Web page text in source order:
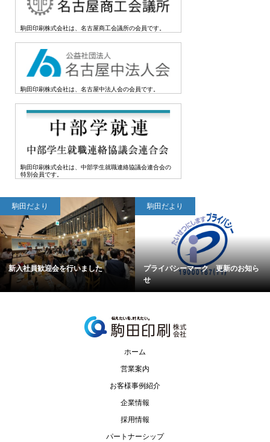
駒田印刷株式会社は、名古屋商工会議所の会員です。
駒田印刷株式会社は、名古屋中法人会の会員です。
駒田印刷株式会社は、中部学生就職連絡協議会連合会の
特別会員です。
駒田だより
新入社員歓迎会を行いました
駒田だより
プライバシーマーク 更新のお知ら
せ
ホーム
営業案内
お客様事例紹介
企業情報
採用情報
パートナーシップ